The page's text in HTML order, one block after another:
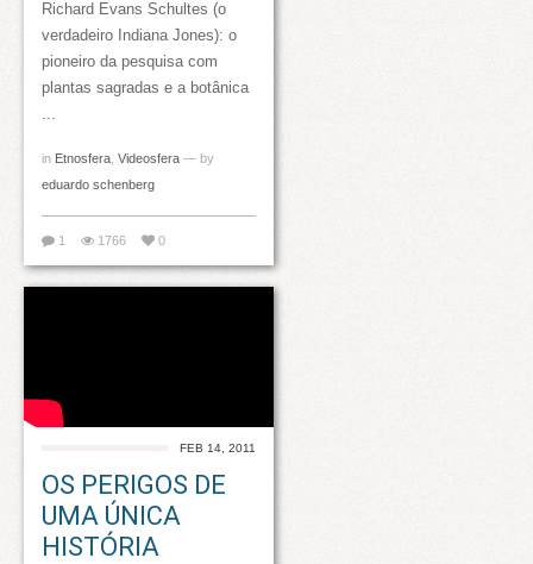
Richard Evans Schultes (o
verdadeiro Indiana Jones): o
pioneiro da pesquisa com
plantas sagradas e a botânica
...
in Etnosfera Videosfera — by
eduardo schenberg
1 1766 0
FEB 14, 2011
OS PERIGOS DE
UMA ÚNICA
HISTÓRIA